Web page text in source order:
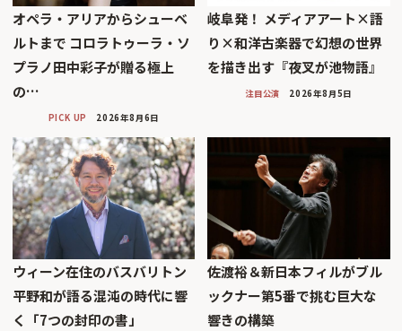
オペラ・アリアからシューベ
ルトまで コロラトゥーラ・ソ
プラノ田中彩子が贈る極上
の…
PICK UP 2026年8月6日
岐阜発！ メディアアート×語
り×和洋古楽器で幻想の世界
を描き出す『夜叉が池物語』
注目公演 2026年8月5日
ウィーン在住のバスバリトン
平野和が語る混沌の時代に響
く「7つの封印の書」
佐渡裕＆新日本フィルがブル
ックナー第5番で挑む巨大な
響きの構築